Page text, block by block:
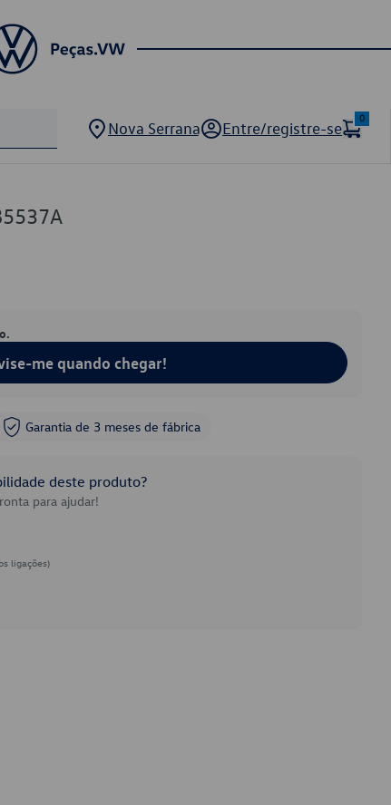
Nova Serrana Entre/registre-se
0
me quando chegar!
Garantia de 3 meses de fábrica
deste produto?
para ajudar!
ligações)